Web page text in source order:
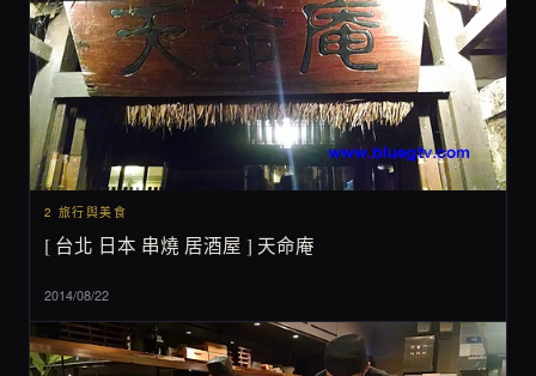
2 旅行與美食
[ 台北 日本 串燒 居酒屋 ] 天命庵
2014/08/22